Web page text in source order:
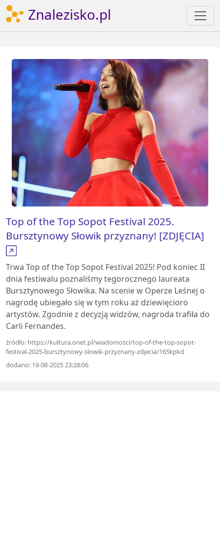
Znalezisko.pl
Top of the Top Sopot Festival 2025.
Bursztynowy Słowik przyznany! [ZDJĘCIA]
Trwa Top of the Top Sopot Festival 2025! Pod koniec II
dnia festiwalu poznaliśmy tegorocznego laureata
Bursztynowego Słowika. Na scenie w Operze Leśnej o
nagrodę ubiegało się w tym roku aż dziewięcioro
artystów. Zgodnie z decyzją widzów, nagroda trafiła do
Carli Fernandes.
źródło: https://kultura.onet.pl/wiadomosci/top-of-the-top-sopot-
festival-2025-bursztynowy-slowik-przyznany-zdjecia/165kpkd
dodano: 19-08-2025 23:28:06